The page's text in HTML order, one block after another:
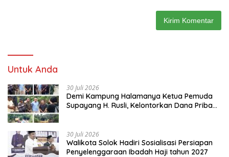
Untuk Anda
30 Juli 2026
Demi Kampung Halamanya Ketua Pemuda
Supayang H. Rusli, Kelontorkan Dana Pribadi
30 Juli 2026
Walikota Solok Hadiri Sosialisasi Persiapan
Penyelenggaraan Ibadah Haji tahun 2027